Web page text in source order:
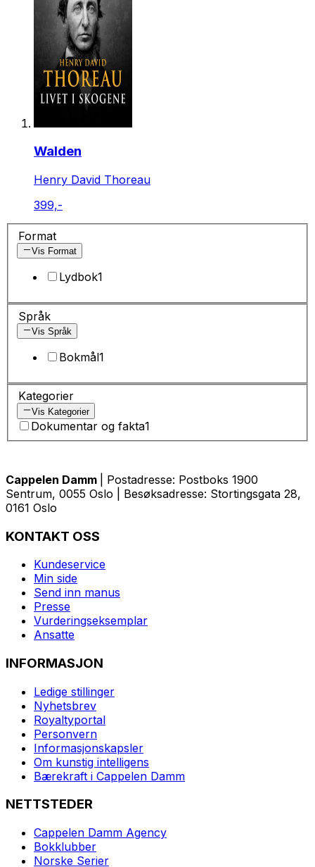
Walden
Henry David Thoreau
399,-
Format
Vis Format
Lydbok1
Språk
Vis Språk
Bokmål1
Kategorier
Vis Kategorier
Dokumentar og fakta1
Cappelen Damm
| Postadresse: Postboks 1900
Sentrum, 0055 Oslo | Besøksadresse: Stortingsgata 28,
0161 Oslo
KONTAKT OSS
Kundeservice
Min side
Send inn manus
Presse
Vurderingseksemplar
Ansatte
INFORMASJON
Ledige stillinger
Nyhetsbrev
Royaltyportal
Personvern
Informasjonskapsler
Om kunstig intelligens
Bærekraft i Cappelen Damm
NETTSTEDER
Cappelen Damm Agency
Bokklubber
Norske Serier